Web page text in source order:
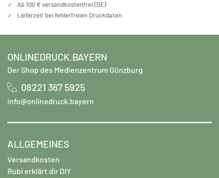
✓
Ab 100 € versandkostenfrei (DE)
✓
Lieferzeit bei fehlerfreien Druckdaten
ONLINEDRUCK.BAYERN
Der Shop des Medienzentrum Günzburg
08221 367 5925
info@onlinedruck.bayern
ALLGEMEINES
Versandkosten
Rubi erklärt dir DIY